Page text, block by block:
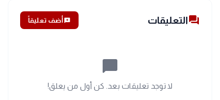
forumالتعليقات add_commentأضف تعليقاً
chat_bubble_outline
لا توجد تعليقات بعد. كن أول من يعلق!